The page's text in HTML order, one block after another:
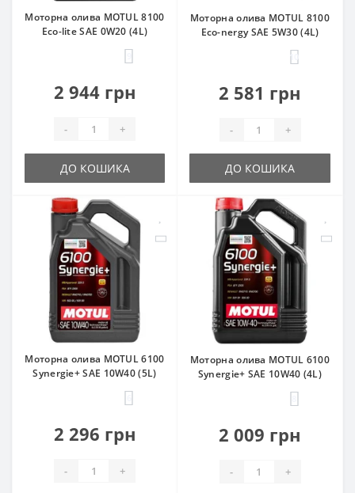
Моторна олива MOTUL 8100
Eco-lite SAE 0W20 (4L)
2 944 грн
- +
ДО КОШИКА
Моторна олива MOTUL 8100
Eco-nergy SAE 5W30 (4L)
10
2 581 грн
- +
ДО КОШИКА
Моторна олива MOTUL 6100
Synergie+ SAE 10W40 (5L)
2 296 грн
- +
Моторна олива MOTUL 6100
Synergie+ SAE 10W40 (4L)
2 009 грн
- +